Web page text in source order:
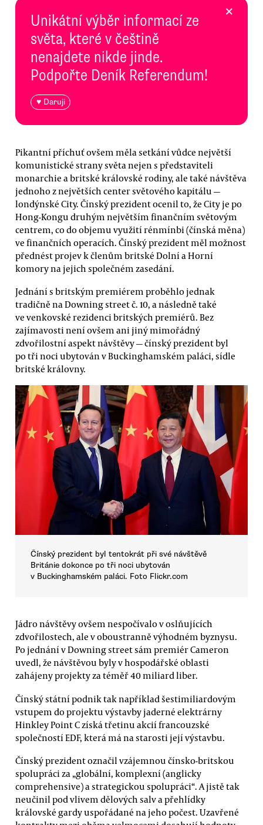
Unikátní výběr informací ze
světa, které v češtině
nenajdete nikde jinde.
Podpořte Deník Referendum!
♥ Daruji
×
Pikantní příchuť ovšem měla setkání vůdce největší
komunistické strany světa nejen s představiteli
monarchie a britské královské rodiny, ale také návštěva
jednoho z největších center světového kapitálu —
londýnské City. Čínský prezident ocenil to, že City je po
Hong-Kongu druhým největším finančním světovým
centrem, co do objemu využití rénmínbi (čínská měna)
ve finančních operacích. Čínský prezident měl možnost
přednést projev k členům britské Dolní a Horní
komory na jejich společném zasedání.
Jednání s britským premiérem proběhlo jednak
tradičně na Downing street č. 10, a následně také
ve venkovské rezidenci britských premiérů. Bez
zajímavosti není ovšem ani jiný mimořádný
zdvořilostní aspekt návštěvy — čínský prezident byl
po tři noci ubytován v Buckinghamském paláci, sídle
britské královny.
Čínský prezident byl tentokrát při své návštěvě
Británie dokonce po tři noci ubytován
v Buckinghamském paláci. Foto Flickr.com
Jádro návštěvy ovšem nespočívalo v oslňujících
zdvořilostech, ale v oboustranně výhodném byznysu.
Po jednání v Downing street sám premiér Cameron
uvedl, že návštěvou byly v hospodářské oblasti
zahájeny projekty za téměř 40 miliard liber.
Čínský státní podnik tak například šestimiliardovým
vstupem do projektu výstavby jaderné elektrárny
Hinkley Point C získá třetinu akcií francouzské
společností EDF, která má na starosti její výstavbu.
Čínský prezident označil vzájemnou čínsko-britskou
spolupráci za „globální, komplexní (anglicky
comprehensive) a strategickou spolupráci“. A jistě tak
neučinil pod vlivem dělových salv a přehlídky
královské gardy uspořádané na jeho počest. Uzavřené